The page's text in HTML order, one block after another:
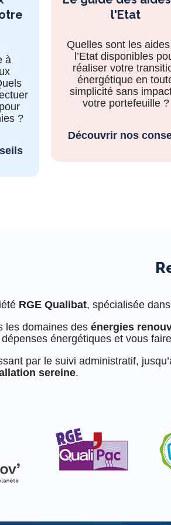
à
?
l'Etat
Quelles sont les
l’Etat disponibles
réaliser votre
énergétique en
simplicité sans
votre portefeuille ?
Découvrir nos
RGE Qualibat, spécialisée
les domaines des énergies
énergétiques et vous
par le suivi administratif,
sereine.